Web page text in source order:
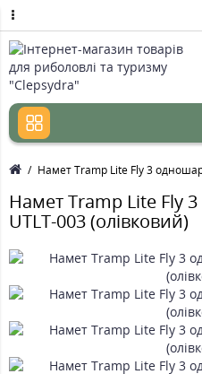
Намет Tramp Lite Fly 3
Намет Tramp Lite Fly
UTLT-003 (олівковий)